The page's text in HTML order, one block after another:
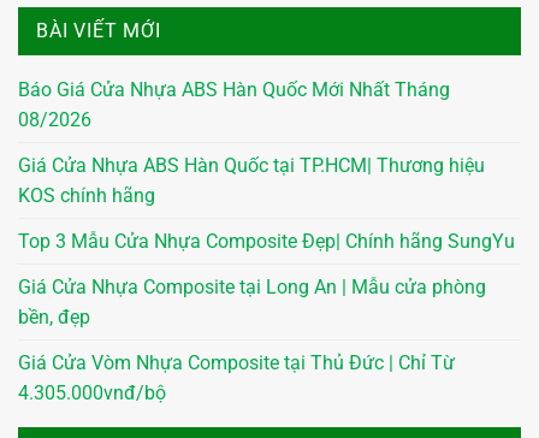
BÀI VIẾT MỚI
Báo Giá Cửa Nhựa ABS Hàn Quốc Mới Nhất Tháng
08/2026
Giá Cửa Nhựa ABS Hàn Quốc tại TP.HCM| Thương hiệu
KOS chính hãng
Top 3 Mẫu Cửa Nhựa Composite Đẹp| Chính hãng SungYu
Giá Cửa Nhựa Composite tại Long An | Mẫu cửa phòng
bền, đẹp
Giá Cửa Vòm Nhựa Composite tại Thủ Đức | Chỉ Từ
4.305.000vnđ/bộ